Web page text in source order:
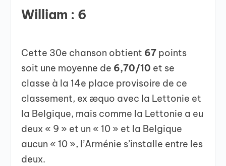
William : 6
Cette 30e chanson obtient 67 points
soit une moyenne de 6,70/10 et se
classe à la 14e place provisoire de ce
classement, ex æquo avec la Lettonie et
la Belgique, mais comme la Lettonie a eu
deux « 9 » et un « 10 » et la Belgique
aucun « 10 », l’Arménie s’installe entre les
deux.